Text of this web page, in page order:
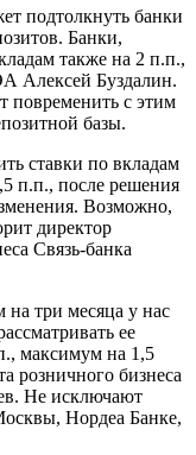
подтолкнуть банки
Банки,
также на 2 п.п.,
Алексей Буздалин.
повременить с этим
базы.
ставки по вкладам
п.п., после решения
Возможно,
директор
Связь-банка
на три месяца у нас
ее
максимум на 1,5
розничного бизнеса
Не исключают
Нордеа Банке,